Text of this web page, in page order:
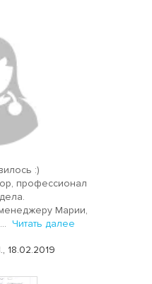
:)
профессионал
Марии,
Читать далее
18.02.2019